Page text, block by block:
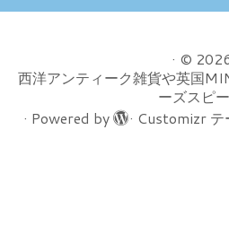
· ©
西洋アンティーク雑貨や英国
ーズスピ
· Powered by · Customizr テ